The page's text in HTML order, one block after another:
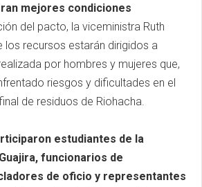
mejores condiciones
del pacto, la viceministra Ruth
los recursos estarán dirigidos a
por hombres y mujeres que,
riesgos y dificultades en el
de residuos de Riohacha.
estudiantes de la
funcionarios de
de oficio y representantes